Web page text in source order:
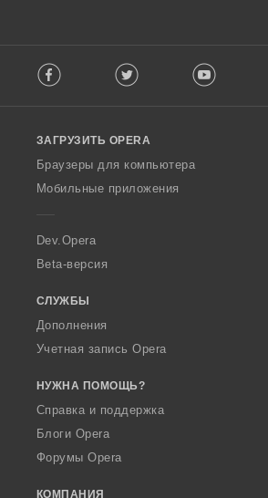
o
w
O
p
a
Facebook Twitter Youtube
ЗАГРУЗИТЬ OPERA
Браузеры для компьютера
Мобильные приложения
Dev.Opera
Beta-версия
СЛУЖБЫ
Дополнения
Учетная запись Opera
НУЖНА ПОМОЩЬ?
Справка и поддержка
Блоги Opera
Форумы Opera
КОМПАНИЯ